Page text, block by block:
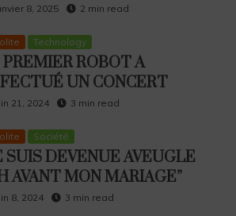
8, 2025 2 min read
Technology
ROBOT A
UN CONCERT
21, 2024 3 min read
Société
SUIS DEVENUE AVEUGLE
AVANT MON MARIAGE”
8, 2024 3 min read